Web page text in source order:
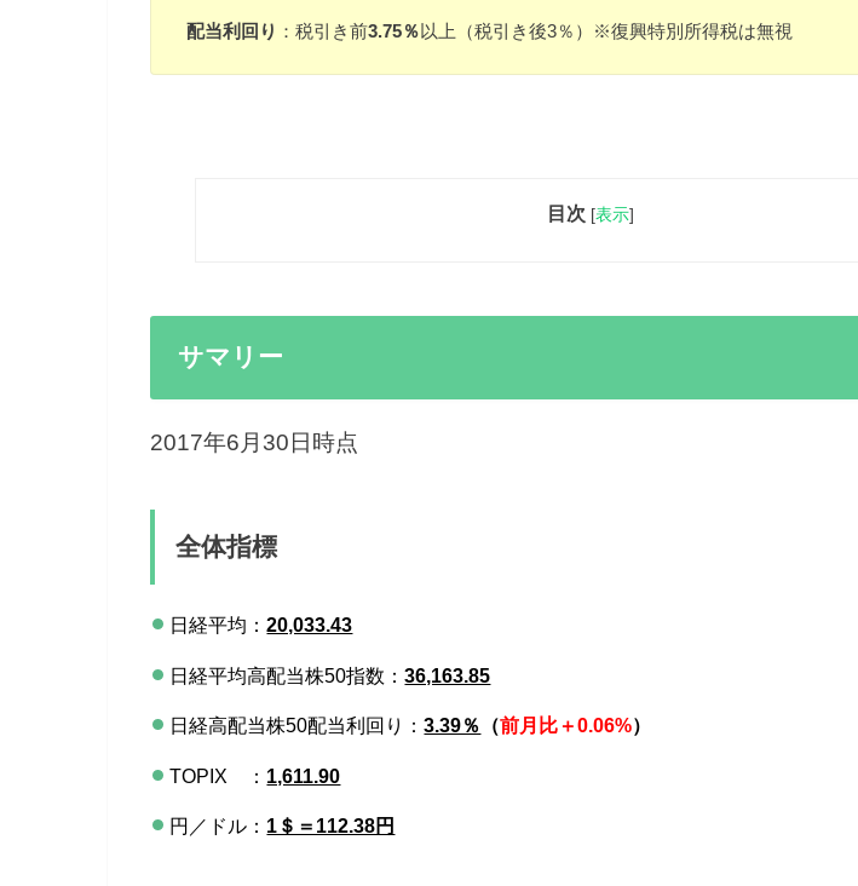
配当利回り ：税引き前3.75％以上（税引き後3％）※復興特別所得税は無視
目次 [表示]
サマリー
2017年6月30日時点
全体指標
日経平均：20,033.43
日経平均高配当株50指数：36,163.85
日経高配当株50配当利回り：3.39％ （前月比＋0.06%）
TOPIX ： 1,611.90
円／ドル： 1＄＝112.38円